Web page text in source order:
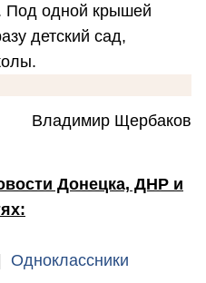
Под одной крышей
детский сад,
Владимир Щербаков
Донецка, ДНР и
Одноклассники